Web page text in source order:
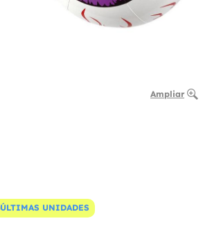
Ampliar
ÚLTIMAS UNIDADES